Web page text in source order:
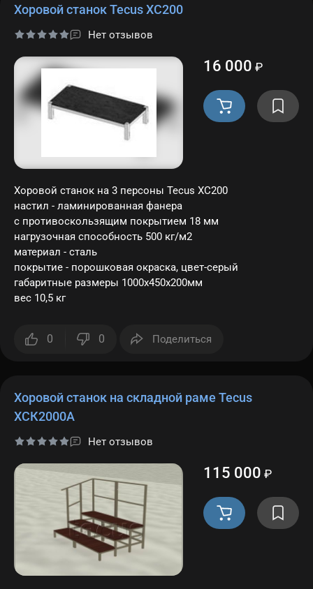
Хоровой станок Tecus ХС200
Нет отзывов
16 000 ₽
Хоровой станок на 3 персоны Tecus ХС200
настил - ламинированная фанера
с противоскользящим покрытием 18 мм
нагрузочная способность 500 кг/м2
материал - сталь
покрытие - порошковая окраска, цвет-серый
габаритные размеры 1000х450х200мм
вес 10,5 кг
0 0 Поделиться
Хоровой станок на складной раме Tecus
ХСК2000A
Нет отзывов
115 000 ₽